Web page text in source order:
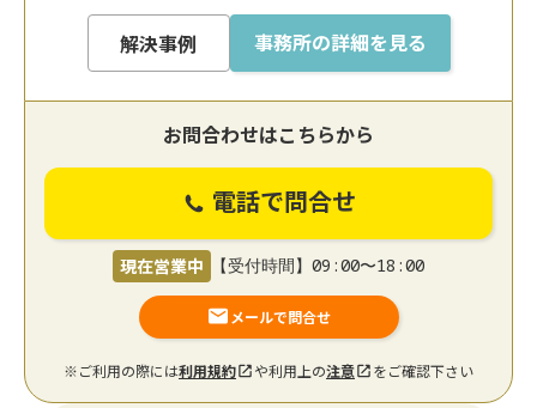
解決事例 事務所の詳細を見る
お問合わせはこちらから
電話で問合せ
現在営業中 【受付時間】09:00〜18:00
メールで問合せ
※ご利用の際には利用規約 や利用上の注意 をご確認下さい